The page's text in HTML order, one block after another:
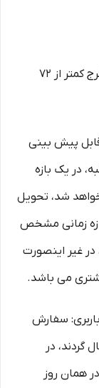
۱-۸– مدت زمان تحویل کالاها در شهر تهران و کرج کمتر از 72
پیش بینی
در یک بازه
خواهد شد، تحویل
زمانی مشخص
غیر اینصورت
می باشد.
سفارش
گردند، در
در همان روز